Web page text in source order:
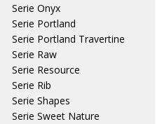
Serie Onyx
Serie Portland
Serie Portland Travertine
Serie Raw
Serie Resource
Serie Rib
Serie Shapes
Serie Sweet Nature